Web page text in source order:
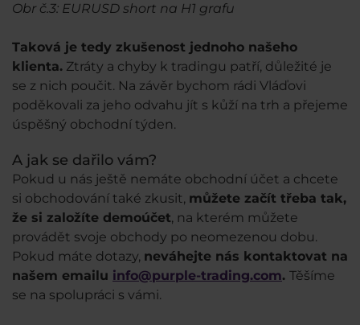
Obr č.3: EURUSD short na H1 grafu
Taková je tedy zkušenost jednoho našeho
klienta. Ztráty a chyby k tradingu patří, důležité je
se z nich poučit. Na závěr bychom rádi Vláďovi
poděkovali za jeho odvahu jít s kůží na trh a přejeme
úspěšný obchodní týden.
A jak se dařilo vám?
Pokud u nás ještě nemáte obchodní účet a chcete
si obchodování také zkusit, můžete začít třeba tak,
že si založíte demoúčet, na kterém můžete
provádět svoje obchody po neomezenou dobu.
Pokud máte dotazy, neváhejte nás kontaktovat na
našem emailu info@purple-trading.com. Těšíme
se na spolupráci s vámi.